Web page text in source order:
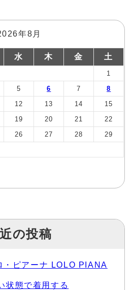
年8月
水 木 金 土
1
5 6 7
8
12 13 14
15
19 20 21
22
26 27 28
29
の投稿
・ピアーナ LOLO PIANA
状態で着用する